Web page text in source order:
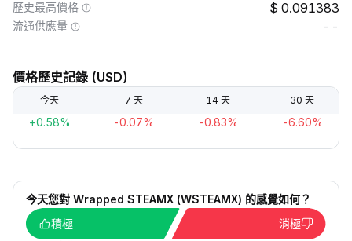
歷史最高價格 0.091383
流通供應量 --
價格歷史記錄 (USD)
今天 7 天 14 天 30 天
+0.58% -0.07% -0.83% -6.60%
今天您對 Wrapped STEAMX (WSTEAMX) 的感覺如何？
積極
消極